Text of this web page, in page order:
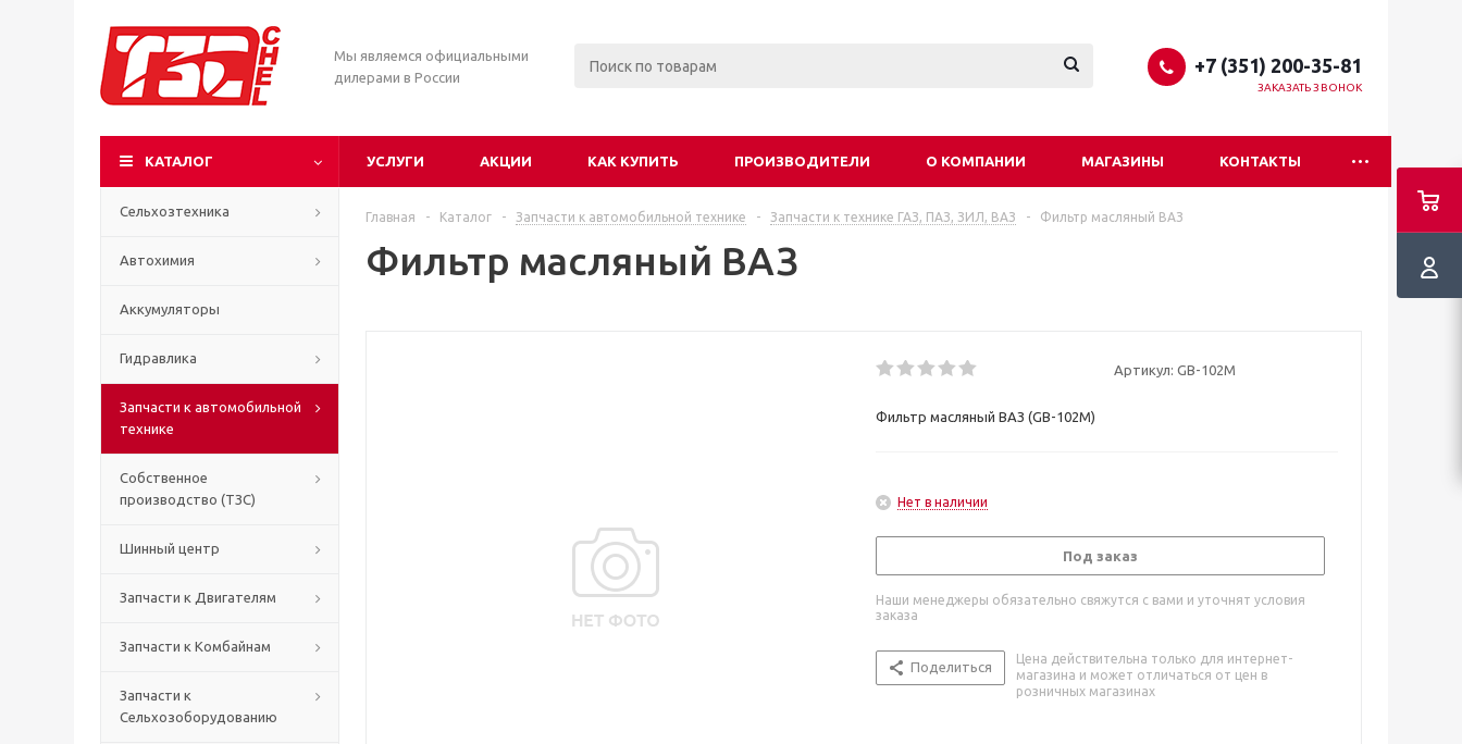
Мы являемся официальными
дилерами в России
+7 (351) 200-35-81
ЗАКАЗАТЬ ЗВОНОК
КАТАЛОГ УСЛУГИ АКЦИИ КАК КУПИТЬ ПРОИЗВОДИТЕЛИ О КОМПАНИИ МАГАЗИНЫ КОНТАКТЫ
Сельхозтехника
Автохимия
Аккумуляторы
Гидравлика
Запчасти к автомобильной
технике
Собственное
производство (ТЗС)
Шинный центр
Запчасти к Двигателям
Запчасти к Комбайнам
Запчасти к
Сельхозоборудованию
Главная - Каталог - Запчасти к автомобильной технике - Запчасти к технике ГАЗ, ПАЗ, ЗИЛ, ВАЗ - Фильтр масляный ВАЗ
Фильтр масляный ВАЗ
Артикул: GB-102М
Фильтр масляный ВАЗ (GB-102М)
Нет в наличии
Под заказ
Наши менеджеры обязательно свяжутся с вами и уточнят условия
заказа
Поделиться
Цена действительна только для интернет-
магазина и может отличаться от цен в
розничных магазинах